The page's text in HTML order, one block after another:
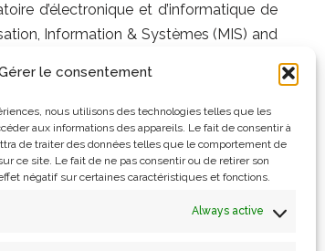
le consentement
nous utilisons des technologies telles que les
aux informations des appareils. Le fait de consentir à
de traiter des données telles que le comportement de
ce site. Le fait de ne pas consentir ou de retirer son
négatif sur certaines caractéristiques et fonctions.
Always active
d’électronique et d’informatique de
Information & Systèmes (MIS) and
interdisciplinaire de conservation et